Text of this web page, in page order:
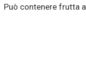
Può contenere frutta